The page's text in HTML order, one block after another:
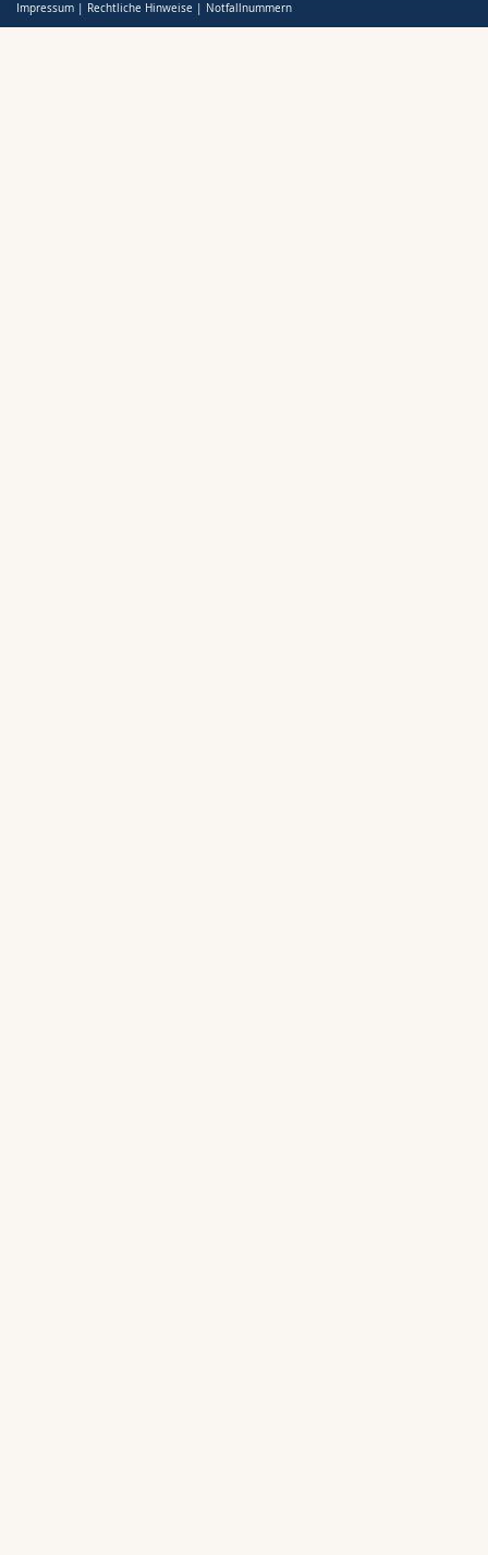
Impressum | Rechtliche Hinweise | Notfallnummern